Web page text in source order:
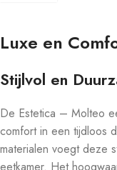
Luxe en
Stijlvol en
De Estetica – Molteo
comfort in een tijdloos
materialen voegt deze
eetkamer. Het